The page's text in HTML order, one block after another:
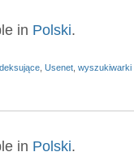
in Polski.
Usenet wyszukiwarki
in Polski.